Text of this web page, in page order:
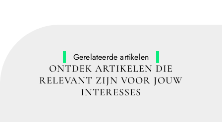
Gerelateerde artikelen
ONTDEK ARTIKELEN DIE
RELEVANT ZIJN VOOR JOUW
INTERESSES